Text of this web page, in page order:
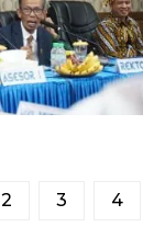
2 3 4